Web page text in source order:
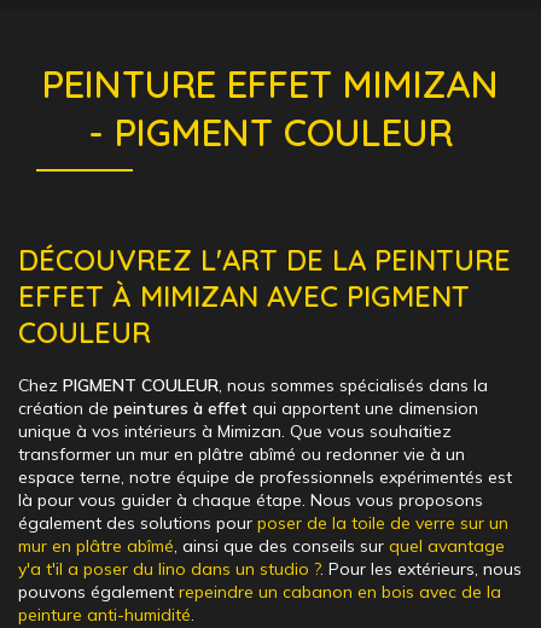
PEINTURE EFFET MIMIZAN
- PIGMENT COULEUR
DÉCOUVREZ L'ART DE LA PEINTURE
EFFET À MIMIZAN AVEC PIGMENT
COULEUR
Chez PIGMENT COULEUR, nous sommes spécialisés dans la
création de peintures à effet qui apportent une dimension
unique à vos intérieurs à Mimizan. Que vous souhaitiez
transformer un mur en plâtre abîmé ou redonner vie à un
espace terne, notre équipe de professionnels expérimentés est
là pour vous guider à chaque étape. Nous vous proposons
également des solutions pour poser de la toile de verre sur un
mur en plâtre abîmé, ainsi que des conseils sur quel avantage
y'a t'il a poser du lino dans un studio ?. Pour les extérieurs, nous
pouvons également repeindre un cabanon en bois avec de la
peinture anti-humidité.